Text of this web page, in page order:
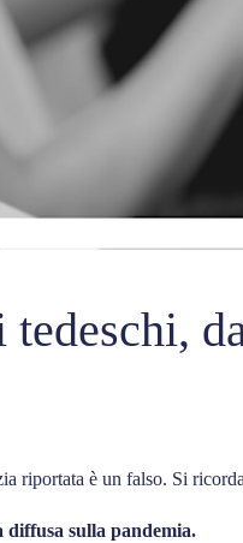
riportata è un falso. Si
diffusa sulla pandemia.